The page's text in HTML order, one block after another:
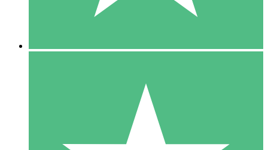
10 Téléchargements
20 00